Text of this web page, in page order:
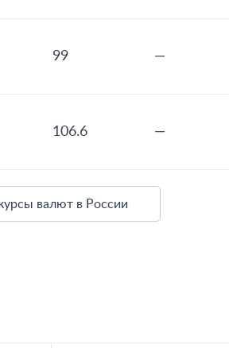
99 —
106.6 —
валют в России